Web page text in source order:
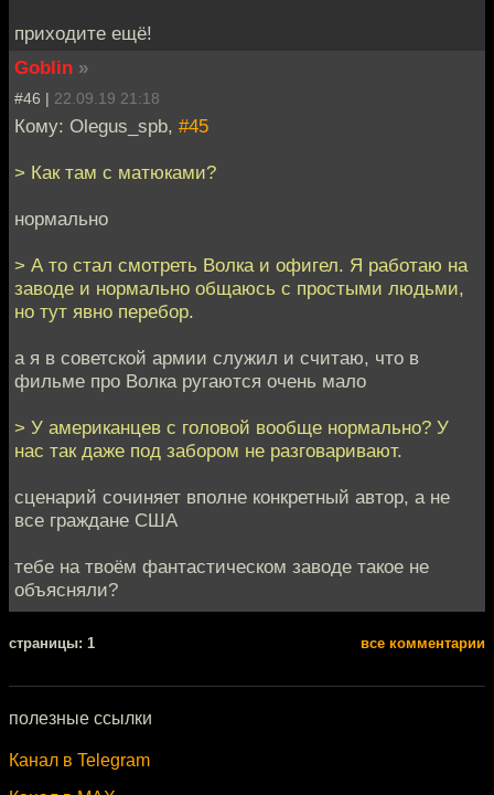
приходите ещё!
Goblin »
#46 | 22.09.19 21:18
Кому: Olegus_spb, #45
> Как там с матюками?
нормально
> А то стал смотреть Волка и офигел. Я работаю на
заводе и нормально общаюсь с простыми людьми,
но тут явно перебор.
а я в советской армии служил и считаю, что в
фильме про Волка ругаются очень мало
> У американцев с головой вообще нормально? У
нас так даже под забором не разговаривают.
сценарий сочиняет вполне конкретный автор, а не
все граждане США
тебе на твоём фантастическом заводе такое не
объясняли?
cтраницы: 1 все комментарии
полезные ссылки
Канал в Telegram